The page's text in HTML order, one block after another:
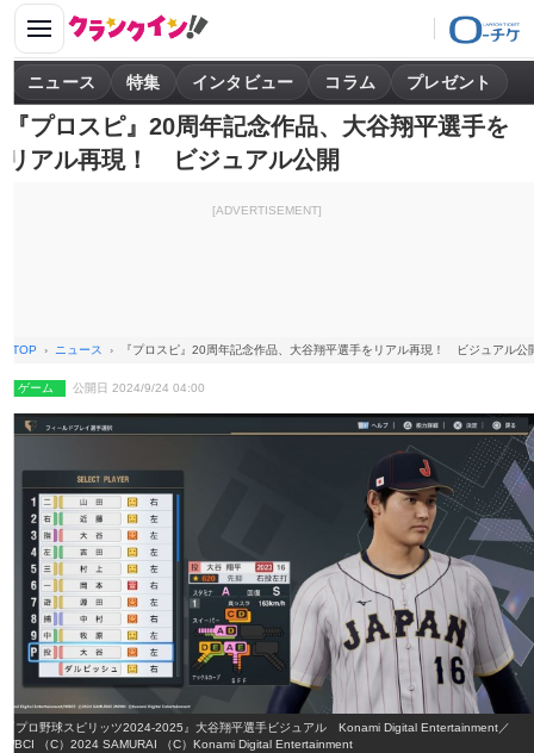
ニュース 特集 インタビュー コラム プレゼント
『プロスピ』20周年記念作品、大谷翔平選手を
リアル再現！ ビジュアル公開
[ADVERTISEMENT]
TOP ニュース 『プロスピ』20周年記念作品、大谷翔平選手をリアル再現！ ビジュアル公
ゲーム 公開日 2024/9/24 04:00
『プロ野球スピリッツ2024‐2025』大谷翔平選手ビジュアル Konami Digital Entertainment／
WBCI （C）2024 SAMURAI （C）Konami Digital Entertainment